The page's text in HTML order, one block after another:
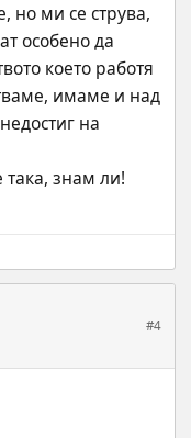
но ми се струва,
особено да
което работя
имаме и над
на
знам ли!
#4